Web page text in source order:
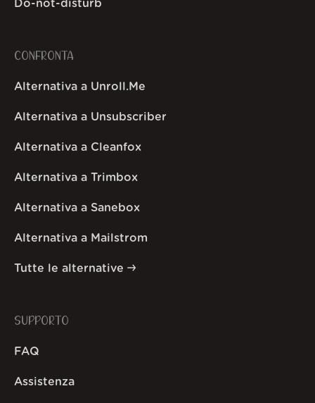
Do-not-disturb
CONFRONTA
Alternativa a Unroll.Me
Alternativa a Unsubscriber
Alternativa a Cleanfox
Alternativa a Trimbox
Alternativa a Sanebox
Alternativa a Mailstrom
Tutte le alternative
SUPPORTO
FAQ
Assistenza